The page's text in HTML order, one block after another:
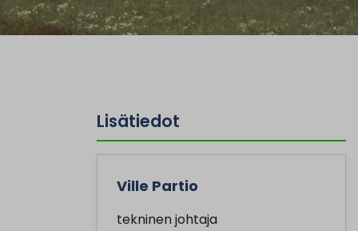
Lisätiedot
Ville Partio
tekninen johtaja